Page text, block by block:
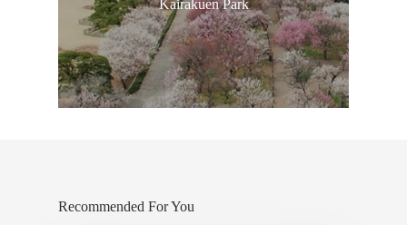
Kairakuen Park
Recommended For You